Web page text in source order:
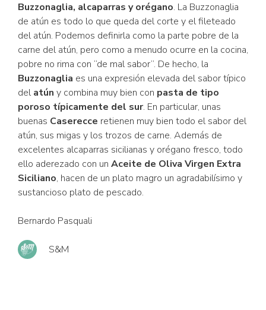
Buzzonaglia, alcaparras y orégano. La Buzzonaglia
de atún es todo lo que queda del corte y el fileteado
del atún. Podemos definirla como la parte pobre de la
carne del atún, pero como a menudo ocurre en la cocina,
pobre no rima con “de mal sabor”. De hecho, la
Buzzonaglia es una expresión elevada del sabor típico
delatún y combina muy bien con pasta de tipo
poroso típicamente del sur. En particular, unas
buenas Caserecce retienen muy bien todo el sabor del
atún, sus migas y los trozos de carne. Además de
excelentes alcaparras sicilianas y orégano fresco, todo
ello aderezado con un Aceite de Oliva Virgen Extra
Siciliano, hacen de un plato magro un agradabilísimo y
sustancioso plato de pescado.
Bernardo Pasquali
S&M